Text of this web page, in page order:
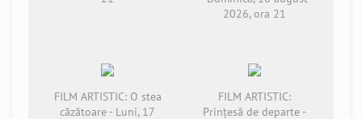
2026, ora 21
FILM ARTISTIC: O stea
căzătoare - Luni, 17
FILM ARTISTIC:
Prințesă de departe -